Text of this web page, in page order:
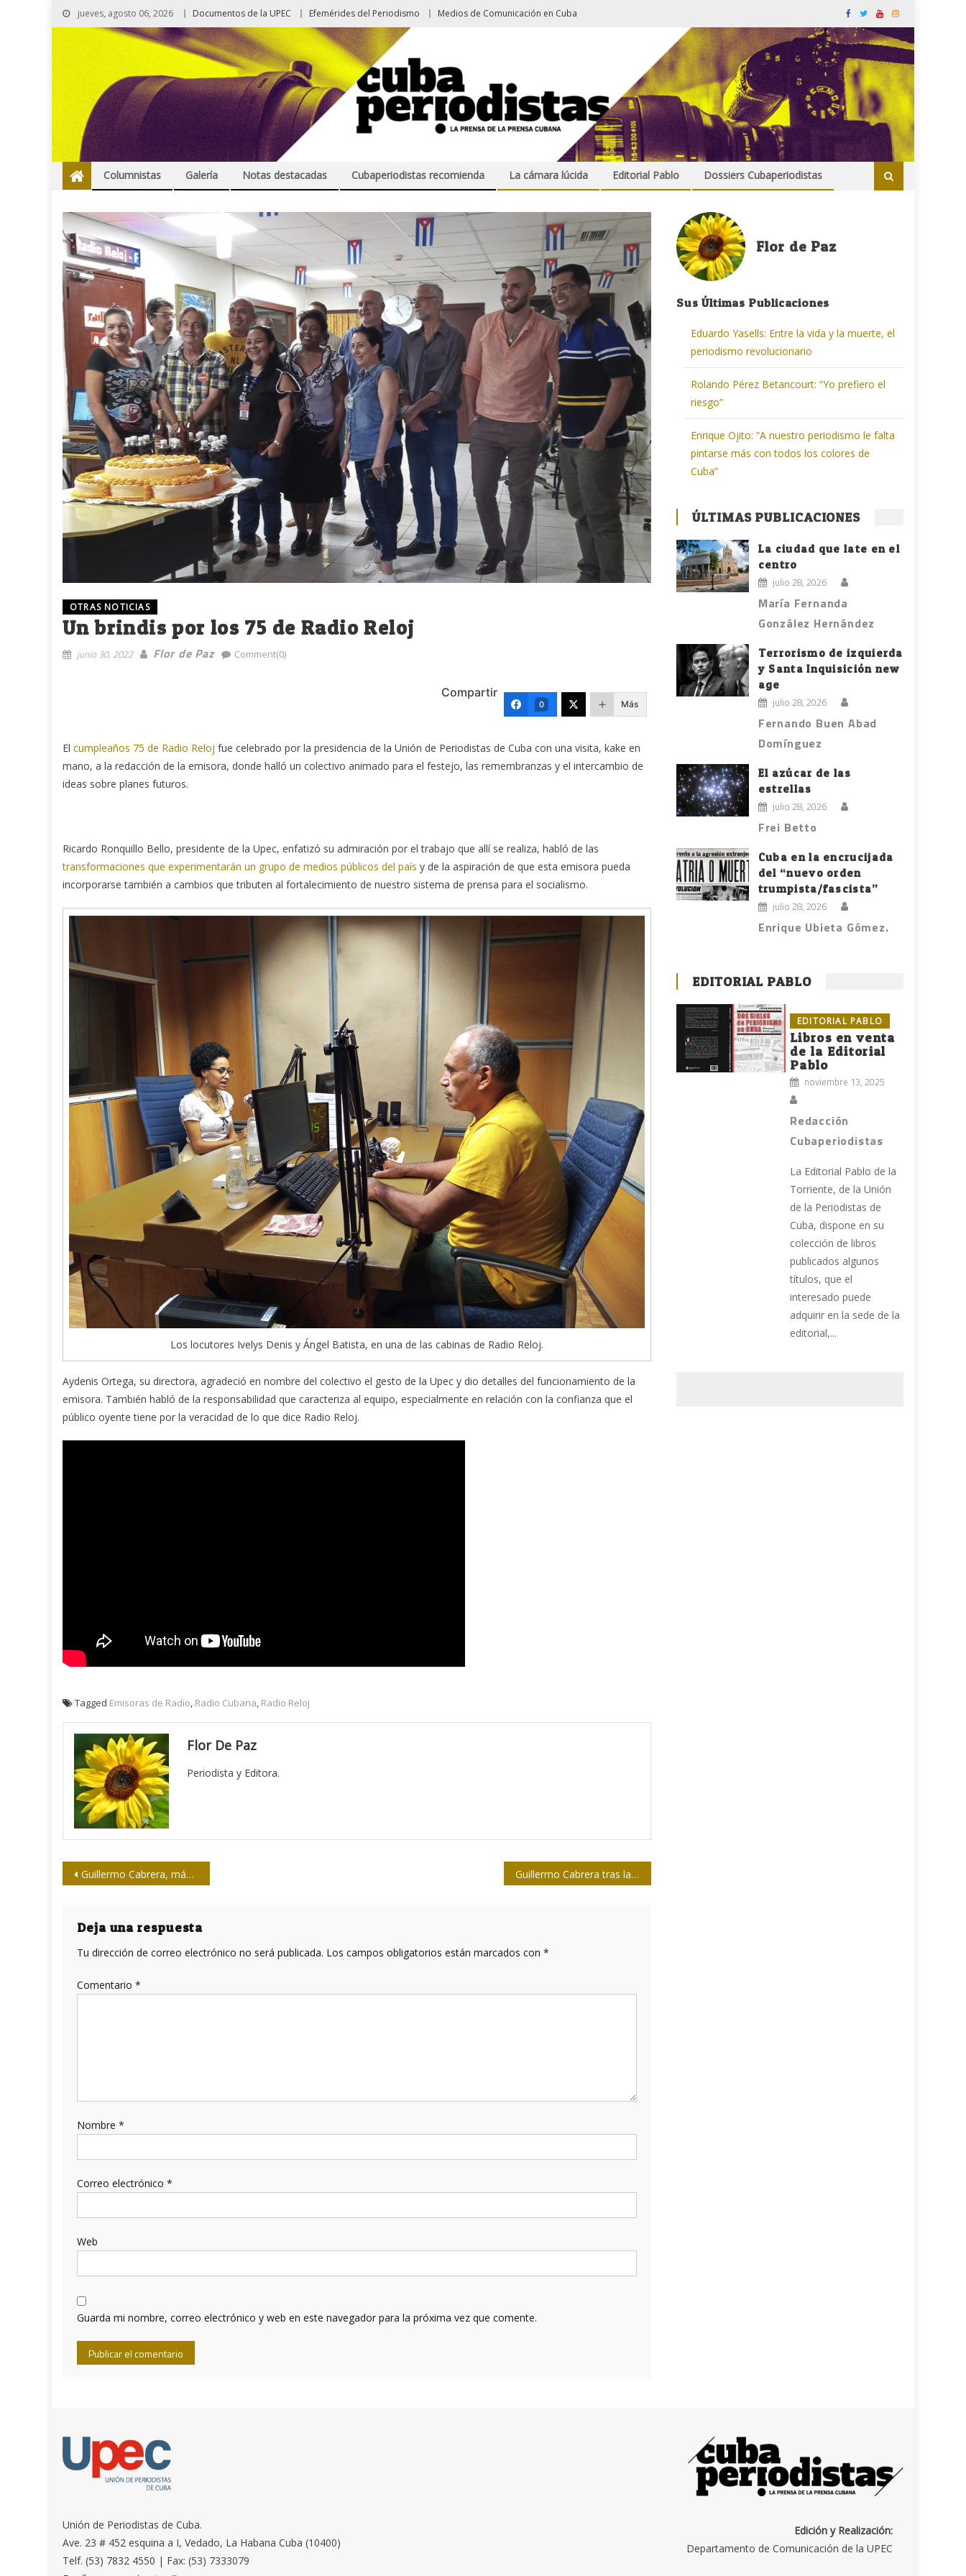
jueves, agosto 06, 2026 Documentos de la UPEC Efemérides del Periodismo Medios de Comunicación en Cuba
Columnistas Galería Notas destacadas Cubaperiodistas recomienda La cámara lúcida Editorial Pablo Dossiers Cubaperiodistas
OTRAS NOTICIAS
Un brindis por los 75 de Radio Reloj
junio 30, 2022 Flor de Paz Comment(0)
Compartir
0 Más
El cumpleaños 75 de Radio Reloj fue celebrado por la presidencia de la Unión de Periodistas de Cuba con una visita, kake en
mano, a la redacción de la emisora, donde halló un colectivo animado para el festejo, las remembranzas y el intercambio de
ideas sobre planes futuros.
Ricardo Ronquillo Bello, presidente de la Upec, enfatizó su admiración por el trabajo que allí se realiza, habló de las
transformaciones que experimentarán un grupo de medios públicos del país y de la aspiración de que esta emisora pueda
incorporarse también a cambios que tributen al fortalecimiento de nuestro sistema de prensa para el socialismo.
Los locutores Ivelys Denis y Ángel Batista, en una de las cabinas de Radio Reloj.
Aydenis Ortega, su directora, agradeció en nombre del colectivo el gesto de la Upec y dio detalles del funcionamiento de la
emisora. También habló de la responsabilidad que caracteriza al equipo, especialmente en relación con la confianza que el
público oyente tiene por la veracidad de lo que dice Radio Reloj.
Tagged Emisoras de Radio, Radio Cubana, Radio Reloj
Flor De Paz
Periodista y Editora.
Navegación
entradas
Guillermo Cabrera, más que un genio Guillermo Cabrera tras las teclas de una tarde
Deja una respuesta
Tu dirección de correo electrónico no será publicada. Los campos obligatorios están marcados con *
Comentario *
Nombre *
Correo electrónico *
Web
Guarda mi nombre, correo electrónico y web en este navegador para la próxima vez que comente.
Flor de Paz
Sus Últimas Publicaciones
Eduardo Yasells: Entre la vida y la muerte, el
periodismo revolucionario
Rolando Pérez Betancourt: “Yo prefiero el
riesgo”
Enrique Ojito: “A nuestro periodismo le falta
pintarse más con todos los colores de
Cuba”
ÚLTIMAS PUBLICACIONES
La ciudad que late en el
centro
julio 28, 2026
María Fernanda
González Hernández
Terrorismo de izquierda
y Santa Inquisición new
age
julio 28, 2026
Fernando Buen Abad
Domínguez
El azúcar de las
estrellas
julio 28, 2026
Frei Betto
Cuba en la encrucijada
del “nuevo orden
trumpista/fascista”
julio 28, 2026
Enrique Ubieta Gómez.
EDITORIAL PABLO
EDITORIAL PABLO
Libros en venta
de la Editorial
Pablo
noviembre 13, 2025
Redacción
Cubaperiodistas
La Editorial Pablo de la
Torriente, de la Unión
de la Periodistas de
Cuba, dispone en su
colección de libros
publicados algunos
títulos, que el
interesado puede
adquirir en la sede de la
editorial,...
Unión de Periodistas de Cuba.
Ave. 23 # 452 esquina a I, Vedado, La Habana Cuba (10400)
Telf. (53) 7832 4550 | Fax: (53) 7333079
Edición y Realización:
Departamento de Comunicación de la UPEC